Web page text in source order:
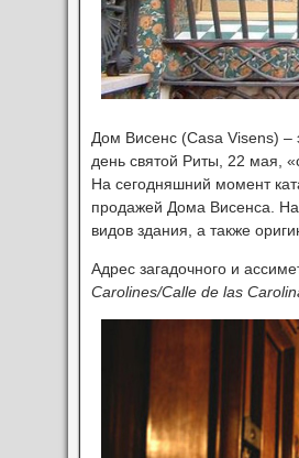
Дом Висенс (Casa Visens) –
день святой Риты, 22 мая,
На сегодняшний момент
продажей Дома Висенса.
видов здания, а также
Адрес загадочного и
Carolines/Calle de las